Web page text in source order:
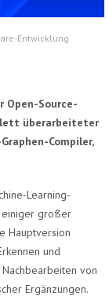
Entwicklung
Open-Source-
überarbeiteter
Compiler,
Learning-
einiger großer
Hauptversion
und
von
Ergänzungen.